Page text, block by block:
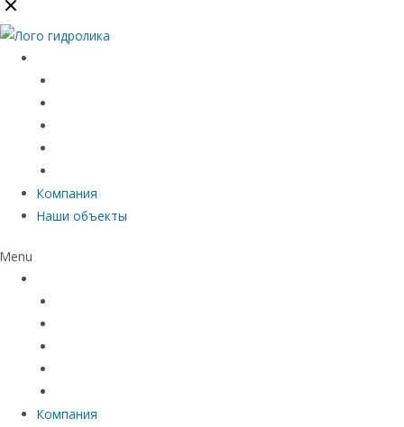
Компания
Наши объекты
Menu
Компания